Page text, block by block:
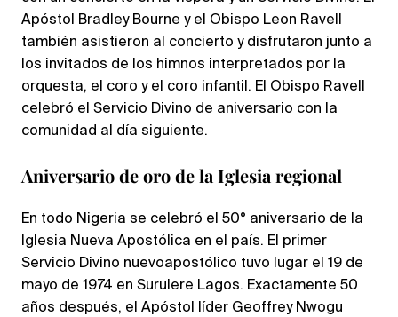
Apóstol Bradley Bourne y el Obispo Leon Ravell
también asistieron al concierto y disfrutaron junto a
los invitados de los himnos interpretados por la
orquesta, el coro y el coro infantil. El Obispo Ravell
celebró el Servicio Divino de aniversario con la
comunidad al día siguiente.
Aniversario de oro de la Iglesia regional
En todo Nigeria se celebró el 50° aniversario de la
Iglesia Nueva Apostólica en el país. El primer
Servicio Divino nuevoapostólico tuvo lugar el 19 de
mayo de 1974 en Surulere Lagos. Exactamente 50
años después, el Apóstol líder Geoffrey Nwogu